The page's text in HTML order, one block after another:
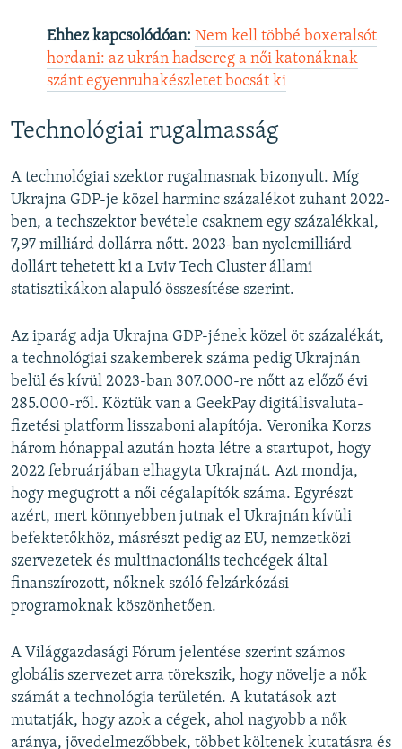
Ehhez kapcsolódóan: Nem kell többé boxeralsót
hordani: az ukrán hadsereg a női katonáknak
szánt egyenruhakészletet bocsát ki
Technológiai rugalmasság
A technológiai szektor rugalmasnak bizonyult. Míg
Ukrajna GDP-je közel harminc százalékot zuhant 2022-
ben, a techszektor bevétele csaknem egy százalékkal,
7,97 milliárd dollárra nőtt. 2023-ban nyolcmilliárd
dollárt tehetett ki a Lviv Tech Cluster állami
statisztikákon alapuló összesítése szerint.
Az iparág adja Ukrajna GDP-jének közel öt százalékát,
a technológiai szakemberek száma pedig Ukrajnán
belül és kívül 2023-ban 307.000-re nőtt az előző évi
285.000-ről. Köztük van a GeekPay digitálisvaluta-
fizetési platform lisszaboni alapítója. Veronika Korzs
három hónappal azután hozta létre a startupot, hogy
2022 februárjában elhagyta Ukrajnát. Azt mondja,
hogy megugrott a női cégalapítók száma. Egyrészt
azért, mert könnyebben jutnak el Ukrajnán kívüli
befektetőkhöz, másrészt pedig az EU, nemzetközi
szervezetek és multinacionális techcégek által
finanszírozott, nőknek szóló felzárkózási
programoknak köszönhetően.
A Világgazdasági Fórum jelentése szerint számos
globális szervezet arra törekszik, hogy növelje a nők
számát a technológia területén. A kutatások azt
mutatják, hogy azok a cégek, ahol nagyobb a nők
aránya, jövedelmezőbbek, többet költenek kutatásra és